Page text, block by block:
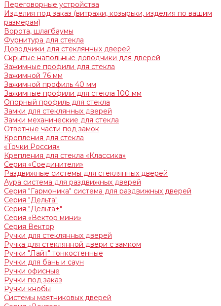
Переговорные устройства
Изделия под заказ (витражи, козырьки, изделия по вашим
размерам)
Ворота, шлагбаумы
Фурнитура для стекла
Доводчики для стеклянных дверей
Скрытые напольные доводчики для дверей
Зажимные профили для стекла
Зажимной 76 мм
Зажимной профиль 40 мм
Зажимные профили для стекла 100 мм
Опорный профиль для стекла
Замки для стеклянных дверей
Замки механические для стекла
Ответные части под замок
Крепления для стекла
«Точки Россия»
Крепления для стекла «Классика»
Серия «Соединители»
Раздвижные системы для стеклянных дверей
Аура система для раздвижных дверей
Серия "Гармоника" система для раздвижных дверей
Серия "Дельта"
Серия "Дельта+"
Серия «Вектор мини»
Серия Вектор
Ручки для стеклянных дверей
Ручка для стеклянной двери с замком
Ручки "Лайт" тонкостенные
Ручки для бань и саун
Ручки офисные
Ручки под заказ
Ручки-кнобы
Системы маятниковых дверей